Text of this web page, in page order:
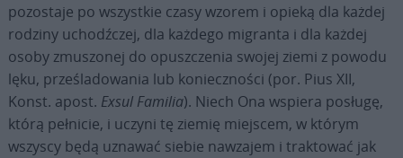
pozostaje po wszystkie czasy wzorem i opieką dla każdej
rodziny uchodźczej, dla każdego migranta i dla każdej
osoby zmuszonej do opuszczenia swojej ziemi z powodu
lęku, prześladowania lub konieczności (por. Pius XII,
Konst. apost. Exsul Familia). Niech Ona wspiera posługę,
którą pełnicie, i uczyni tę ziemię miejscem, w którym
wszyscy będą uznawać siebie nawzajem i traktować jak